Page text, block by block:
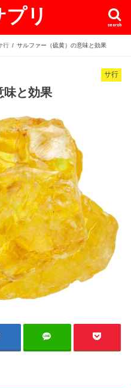
プリ search
行 サルファー（硫黄）の意味と効果
サ行
味と効果